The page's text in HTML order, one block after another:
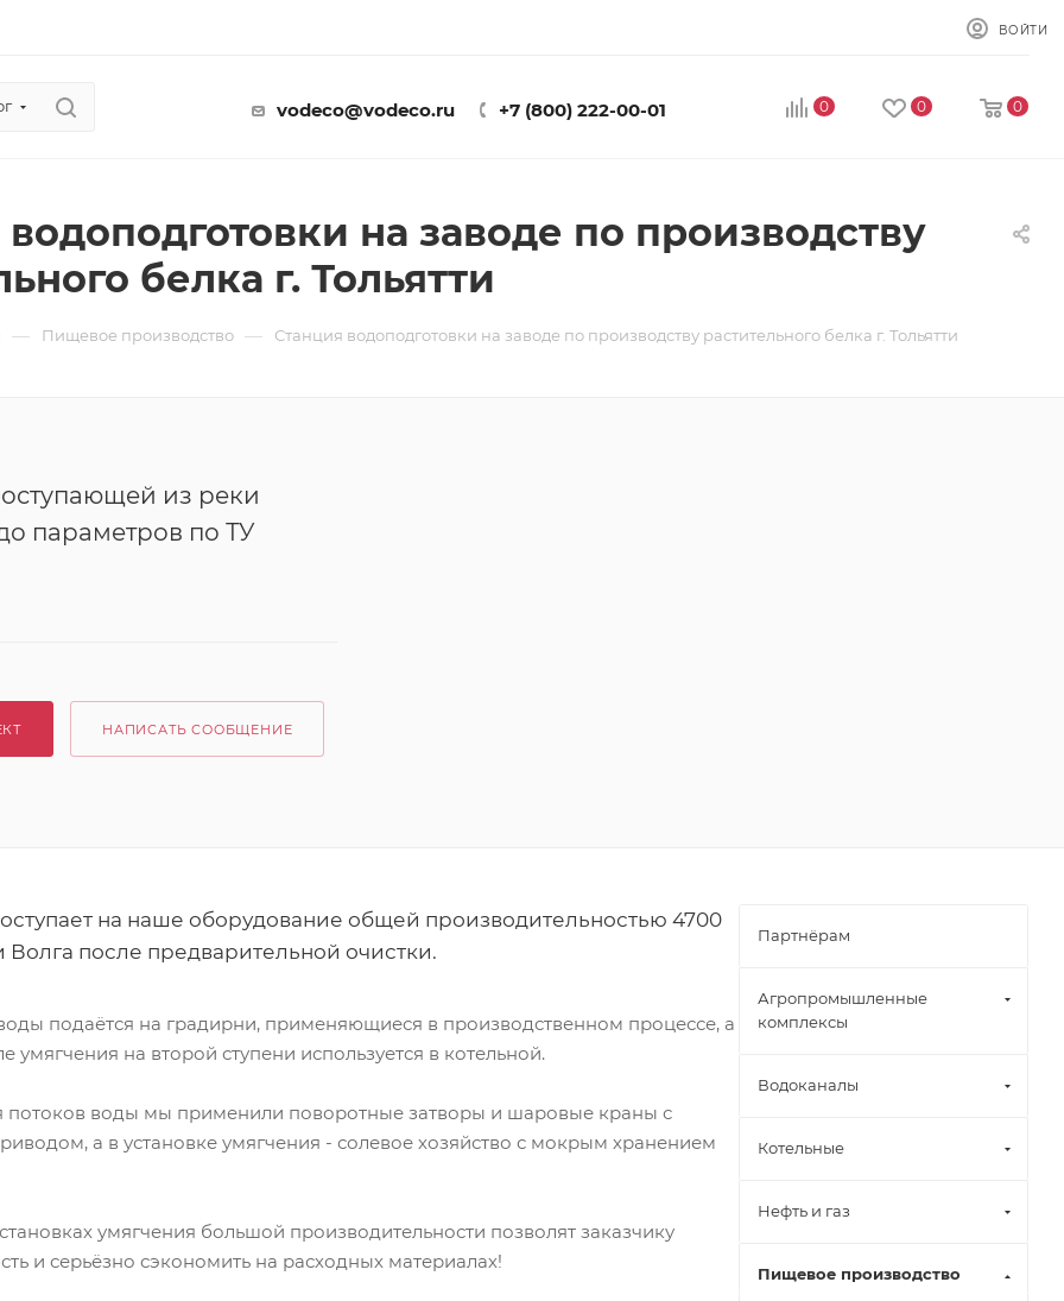
ВОЙТИ
vodeco@vodeco.ru +7 (800) 222-00-01 0 0 0
на заводе по производству
белка г. Тольятти
— Пищевое производство — Станция водоподготовки на заводе по производству растительного белка г. Тольятти
из реки
параметров по ТУ
НАПИСАТЬ СООБЩЕНИЕ
на наше оборудование общей производительностью 4700
Волга после предварительной очистки.
подаётся на градирни, применяющиеся в производственном процессе, а
умягчения на второй ступени используется в котельной.
потоков воды мы применили поворотные затворы и шаровые краны с
а в установке умягчения - солевое хозяйство с мокрым хранением
умягчения большой производительности позволят заказчику
и серьёзно сэкономить на расходных материалах!
Партнёрам
Агропромышленные
комплексы
Водоканалы
Котельные
Нефть и газ
Пищевое производство